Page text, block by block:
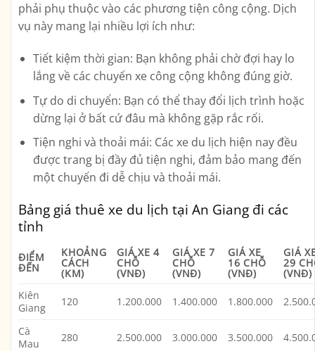
phải phụ thuộc vào các phương tiện công cộng. Dịch
vụ này mang lại nhiều lợi ích như:
Tiết kiệm thời gian: Bạn không phải chờ đợi hay lo
lắng về các chuyến xe công cộng không đúng giờ.
Tự do di chuyển: Bạn có thể thay đổi lịch trình hoặc
dừng lại ở bất cứ đâu mà không gặp rắc rối.
Tiện nghi và thoải mái: Các xe du lịch hiện nay đều
được trang bị đầy đủ tiện nghi, đảm bảo mang đến
một chuyến đi dễ chịu và thoải mái.
Bảng giá thuê xe du lịch tại An Giang đi các
tỉnh
ĐIỂM
ĐẾN
KHOẢNG
CÁCH
(KM)
GIÁ XE 4
CHỖ
(VNĐ)
GIÁ XE 7
CHỖ
(VNĐ)
GIÁ XE
16 CHỖ
(VNĐ)
GIÁ
29
(VNĐ)
Kiên
Giang
120 1.200.000 1.400.000 1.800.000
Cà
Mau
280 2.500.000 3.000.000 3.500.000